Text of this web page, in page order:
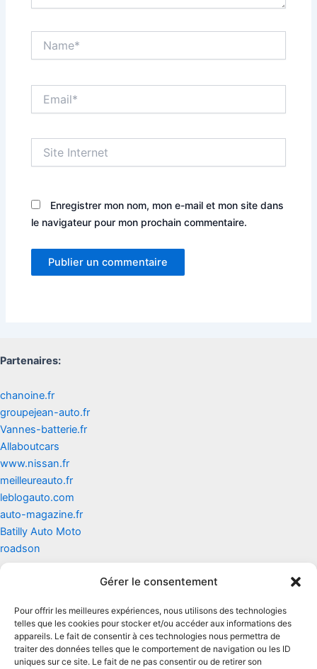
Gérer le consentement
Pour offrir les meilleures expériences, nous utilisons des technologies
telles que les cookies pour stocker et/ou accéder aux informations des
appareils. Le fait de consentir à ces technologies nous permettra de
traiter des données telles que le comportement de navigation ou les ID
uniques sur ce site. Le fait de ne pas consentir ou de retirer son
Internet
Enregistrer mon nom, mon e-mail et mon site dans
le navigateur pour mon prochain commentaire.
Partenaires:
chanoine.fr
groupejean-auto.fr
Vannes-batterie.fr
Allaboutcars
www.nissan.fr
meilleureauto.fr
leblogauto.com
auto-magazine.fr
Batilly Auto Moto
roadson
Mentions légales
Conditions générales d'utilisation